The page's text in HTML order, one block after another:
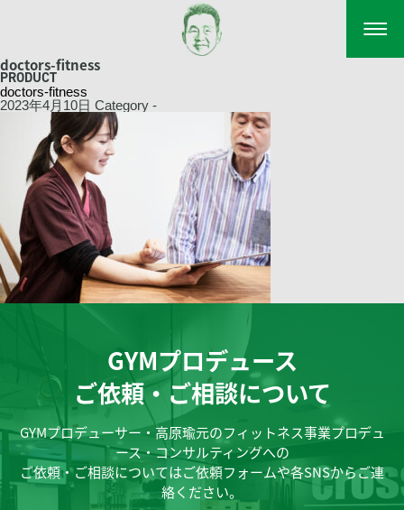
doctors-fitness
PRODUCT
doctors-fitness
2023年4月10日 Category -
GYMプロデュース
ご依頼・ご相談について
GYMプロデューサー・高原瑜元のフィットネス事業プロデュ
ース・コンサルティングへの
ご依頼・ご相談についてはご依頼フォームや各SNSからご連
絡ください。